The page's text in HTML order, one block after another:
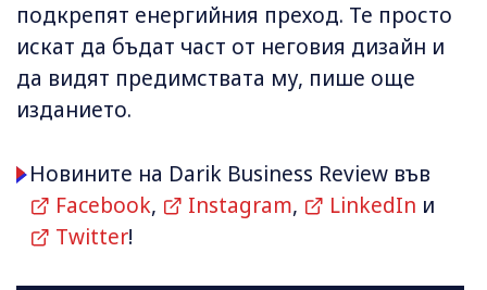
подкрепят енергийния преход. Те просто
искат да бъдат част от неговия дизайн и
да видят предимствата му, пише още
изданието.
Новините на Darik Business Review във
Facebook, Instagram, LinkedIn и
Twitter!